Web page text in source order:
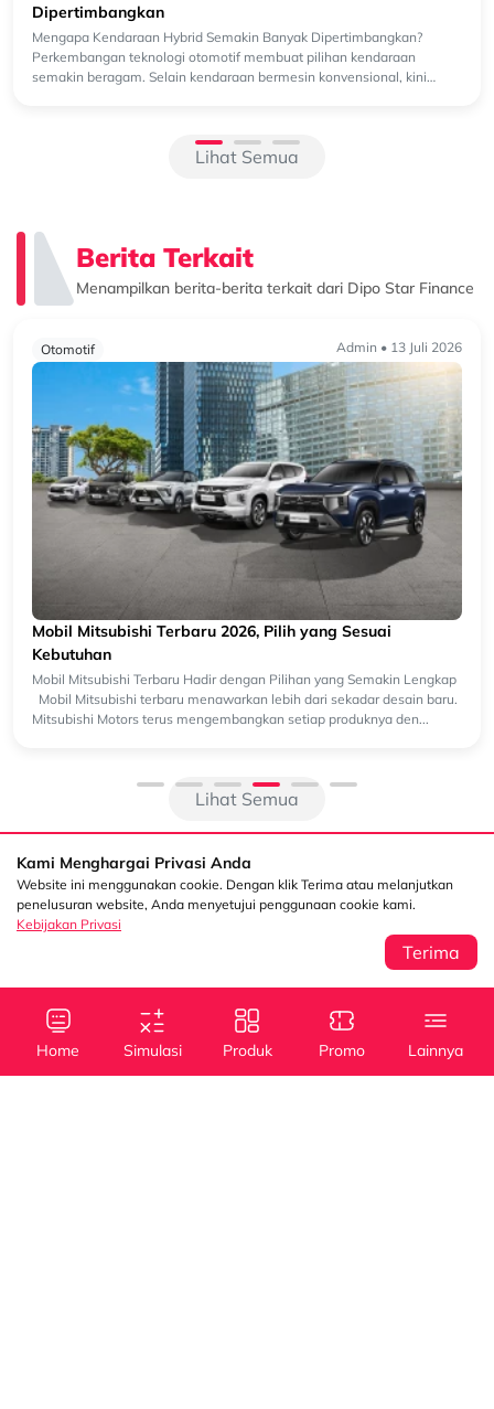
Kendaraan Hybrid Semakin Banyak Dipertimbangkan?
teknologi otomotif membuat pilihan kendaraan
beragam. Selain kendaraan bermesin konvensional, kini
Lihat Semua
Berita Terkait
Menampilkan berita-berita terkait dari Dipo Star Finance
Otomotif Admin • 13 Juli 2026
Mobil Mitsubishi Terbaru 2026, Pilih yang Sesuai
Kebutuhan
Mobil Mitsubishi Terbaru Hadir dengan Pilihan yang Semakin Lengkap
Mobil Mitsubishi terbaru menawarkan lebih dari sekadar desain baru.
Mitsubishi Motors terus mengembangkan setiap produknya den...
Lihat Semua
Kami Menghargai Privasi Anda
Website ini menggunakan cookie. Dengan klik Terima atau melanjutkan
penelusuran website, Anda menyetujui penggunaan cookie kami.
Kebijakan Privasi
Terima
Sentral Senayan 2,
3rd Floor Jl. Asia
Afrika No. 8 Senayan
Home Simulasi Produk Promo Lainnya